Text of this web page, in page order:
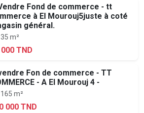
Fond de commerce - tt
à El Mourouj5juste à coté
général.
35 m²
TND
Fon de commerce - TT
- A El Mourouj 4 -
165 m²
000 TND